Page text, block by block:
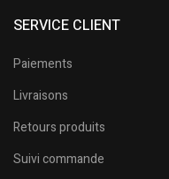
SERVICE CLIENT
Paiements
Livraisons
Retours produits
Suivi commande